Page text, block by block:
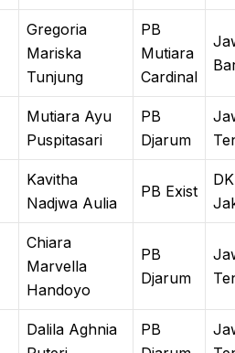
Gregoria
Mariska
Tunjung
PB
Mutiara
Cardinal
Mutiara Ayu
Puspitasari
PB
Djarum
Kavitha
Nadjwa Aulia
PB Exist
Chiara
Marvella
Handoyo
PB
Djarum
Dalila Aghnia
PB